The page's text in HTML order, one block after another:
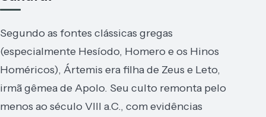
Segundo as fontes clássicas gregas
(especialmente Hesíodo, Homero e os Hinos
Homéricos), Ártemis era filha de Zeus e Leto,
irmã gêmea de Apolo. Seu culto remonta pelo
menos ao século VIII a.C., com evidências